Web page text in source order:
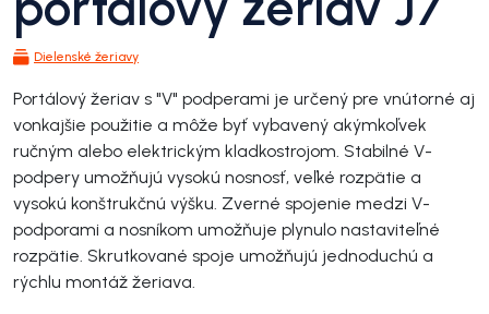
Dielenské žeriavy
Portálový žeriav s "V" podperami je určený pre vnútorné aj
vonkajšie použitie a môže byť vybavený akýmkoľvek
ručným alebo elektrickým kladkostrojom. Stabilné V-
podpery umožňujú vysokú nosnosť, veľké rozpätie a
vysokú konštrukčnú výšku. Zverné spojenie medzi V-
podporami a nosníkom umožňuje plynulo nastaviteľné
rozpätie. Skrutkované spoje umožňujú jednoduchú a
rýchlu montáž žeriava.